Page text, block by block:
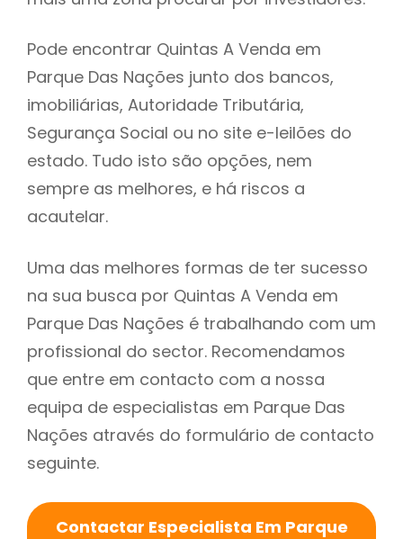
Pode encontrar Quintas A Venda em
Parque Das Nações junto dos bancos,
imobiliárias, Autoridade Tributária,
Segurança Social ou no site e-leilões do
estado. Tudo isto são opções, nem
sempre as melhores, e há riscos a
acautelar.
Uma das melhores formas de ter sucesso
na sua busca por Quintas A Venda em
Parque Das Nações é trabalhando com um
profissional do sector. Recomendamos
que entre em contacto com a nossa
equipa de especialistas em Parque Das
Nações através do formulário de contacto
seguinte.
Contactar Especialista Em Parque